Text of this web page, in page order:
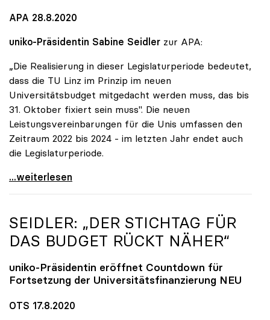
APA 28.8.2020
uniko-Präsidentin Sabine Seidler zur APA:
„Die Realisierung in dieser Legislaturperiode bedeutet,
dass die TU Linz im Prinzip im neuen
Universitätsbudget mitgedacht werden muss, das bis
31. Oktober fixiert sein muss". Die neuen
Leistungsvereinbarungen für die Unis umfassen den
Zeitraum 2022 bis 2024 - im letzten Jahr endet auch
die Legislaturperiode.
Seidler zu geplanter TU Linz: Muss im neuen
...weiterlesen
SEIDLER: „DER STICHTAG FÜR
DAS BUDGET RÜCKT NÄHER“
uniko-Präsidentin eröffnet Countdown für
Fortsetzung der Universitätsfinanzierung NEU
OTS 17.8.2020